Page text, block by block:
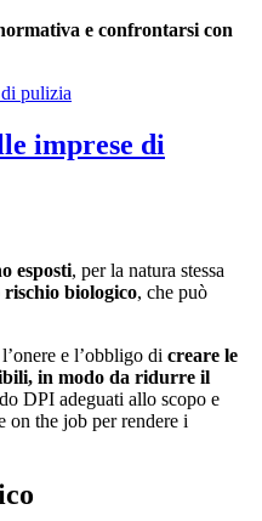
e confrontarsi con
imprese di
esposti, per la natura stessa
rischio biologico, che può
e l’obbligo di creare le
in modo da ridurre il
DPI adeguati allo scopo e
on the job per rendere i